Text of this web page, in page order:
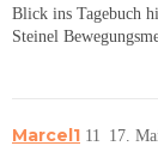
Blick ins Tagebuch
Steinel
Marcel1 17.
11